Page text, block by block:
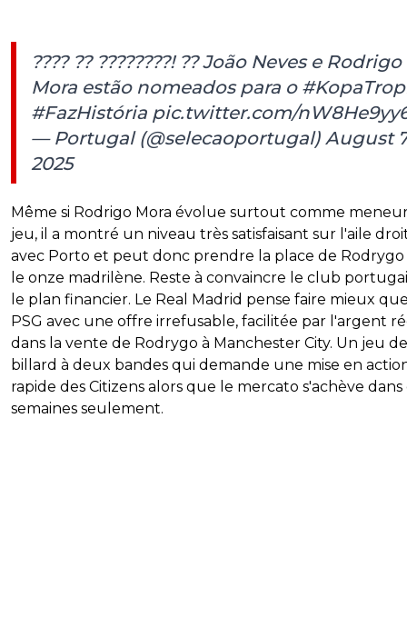
???? ?? ????????! ?? João Neves e Rodrigo
Mora estão nomeados para o
#FazHistória pic.twitter.com/
— Portugal (@selecaoportugal) August
2025
Même si Rodrigo Mora évolue surtout comme
jeu, il a montré un niveau très satisfaisant sur l'aile
avec Porto et peut donc prendre la place de Rodrygo
le onze madrilène. Reste à convaincre le club
le plan financier. Le Real Madrid pense faire mieux
PSG avec une offre irrefusable, facilitée par l'argent
dans la vente de Rodrygo à Manchester City. Un jeu de
billard à deux bandes qui demande une mise en
rapide des Citizens alors que le mercato s'achève
semaines seulement.